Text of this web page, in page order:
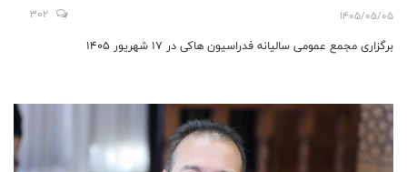
1405/05/05
302
برگزاری مجمع عمومی سالیانه فدراسیون هاکی در ۱۷ شهریور ۱۴۰۵